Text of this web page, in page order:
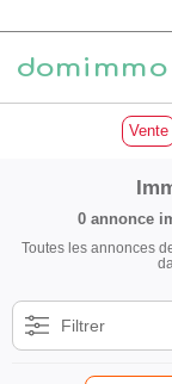
Vente
0 annonce
Toutes les annonces
Filtrer